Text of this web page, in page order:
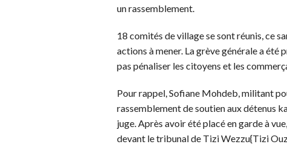
un rassemblement.
18 comités de village se sont réunis, ce
actions à mener. La grève générale a été
pas pénaliser les citoyens et les
Pour rappel, Sofiane Mohdeb, militant
rassemblement de soutien aux détenus
juge. Après avoir été placé en garde à
devant le tribunal de Tizi Wezzu{Tizi